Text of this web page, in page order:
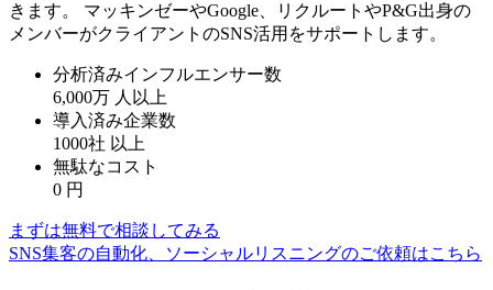
きます。 マッキンゼーやGoogle、リクルートやP&G出身の
メンバーがクライアントのSNS活用をサポートします。
分析済みインフルエンサー数
6,000万 人以上
導入済み企業数
1000社 以上
無駄なコスト
0 円
まずは無料で相談してみる
SNS集客の自動化、ソーシャルリスニングのご依頼はこちら